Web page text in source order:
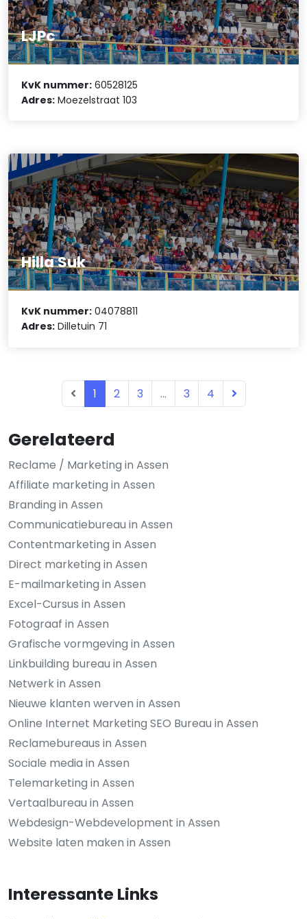
Gerelateerd
Reclame / Marketing in Assen
Affiliate marketing in Assen
Branding in Assen
Communicatiebureau in Assen
Contentmarketing in Assen
Direct marketing in Assen
E-mailmarketing in Assen
Excel-Cursus in Assen
Fotograaf in Assen
Grafische vormgeving in Assen
Linkbuilding bureau in Assen
Netwerk in Assen
Nieuwe klanten werven in Assen
Online Internet Marketing SEO Bureau in Assen
Reclamebureaus in Assen
Sociale media in Assen
Telemarketing in Assen
Vertaalbureau in Assen
Webdesign-Webdevelopment in Assen
Website laten maken in Assen
Interessante Links
LJPc
KvK nummer: 60528125
Adres: Moezelstraat 103
Hilla Suk
KvK nummer: 04078811
Adres: Dilletuin 71
1 2 3 ... 3 4